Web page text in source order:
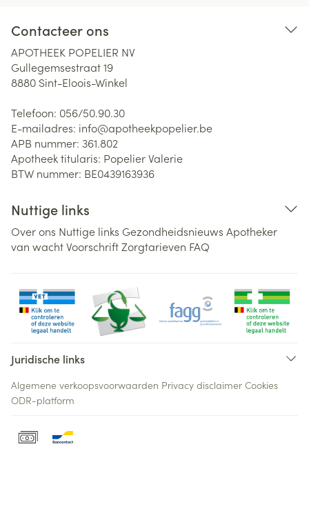
Contacteer ons
APOTHEEK POPELIER NV
Gullegemsestraat 19
8880 Sint-Eloois-Winkel
Telefoon: 056/50.90.30
E-mailadres: info@apotheekpopelier.be
APB nummer: 361.802
Apotheek titularis: Popelier Valerie
BTW nummer: BE0439163936
Nuttige links
Over ons Nuttige links Gezondheidsnieuws Apotheker
van wachtVoorschriftZorgtarieven FAQ
Juridische links
Algemene verkoopsvoorwaarden Privacy disclaimer Cookies
ODR-platform